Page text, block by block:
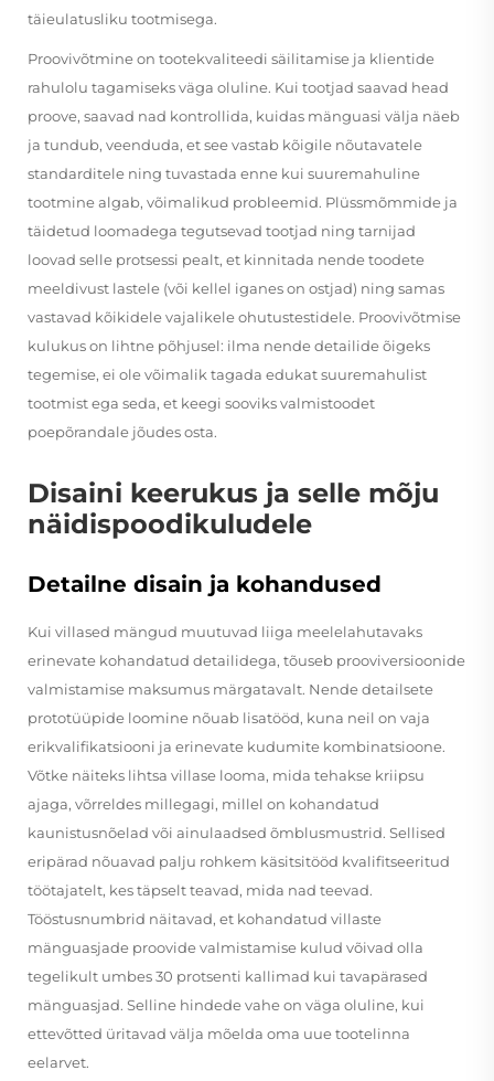
täieulatusliku tootmisega.
Proovivõtmine on tootekvaliteedi säilitamise ja klientide
rahulolu tagamiseks väga oluline. Kui tootjad saavad head
proove, saavad nad kontrollida, kuidas mänguasi välja näeb
ja tundub, veenduda, et see vastab kõigile nõutavatele
standarditele ning tuvastada enne kui suuremahuline
tootmine algab, võimalikud probleemid. Plüssmõmmide ja
täidetud loomadega tegutsevad tootjad ning tarnijad
loovad selle protsessi pealt, et kinnitada nende toodete
meeldivust lastele (või kellel iganes on ostjad) ning samas
vastavad kõikidele vajalikele ohutustestidele. Proovivõtmise
kulukus on lihtne põhjusel: ilma nende detailide õigeks
tegemise, ei ole võimalik tagada edukat suuremahulist
tootmist ega seda, et keegi sooviks valmistoodet
poepõrandale jõudes osta.
Disaini keerukus ja selle mõju
näidispoodikuludele
Detailne disain ja kohandused
Kui villased mängud muutuvad liiga meelelahutavaks
erinevate kohandatud detailidega, tõuseb prooviversioonide
valmistamise maksumus märgatavalt. Nende detailsete
prototüüpide loomine nõuab lisatööd, kuna neil on vaja
erikvalifikatsiooni ja erinevate kudumite kombinatsioone.
Võtke näiteks lihtsa villase looma, mida tehakse kriipsu
ajaga, võrreldes millegagi, millel on kohandatud
kaunistusnõelad või ainulaadsed õmblusmustrid. Sellised
eripärad nõuavad palju rohkem käsitsitööd kvalifitseeritud
töötajatelt, kes täpselt teavad, mida nad teevad.
Tööstusnumbrid näitavad, et kohandatud villaste
mänguasjade proovide valmistamise kulud võivad olla
tegelikult umbes 30 protsenti kallimad kui tavapärased
mänguasjad. Selline hindede vahe on väga oluline, kui
ettevõtted üritavad välja mõelda oma uue tootelinna
eelarvet.